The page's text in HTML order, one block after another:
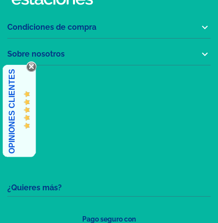
¿Quieres más?
Condiciones de compra 
Sobre nosotros 
OPINIONES CLIENTES
Pago seguro con